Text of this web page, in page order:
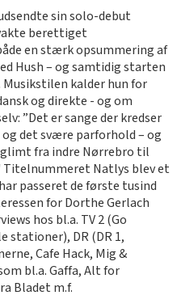
sin solo-debut
berettiget
en stærk opsummering af
Hush – og samtidig starten
kalder hun for
og direkte - og om
”Det er sange der kredser
det svære parforhold – og
fra indre Nørrebro til
Titelnummeret Natlys blev et
passeret de første tusind
for Dorthe Gerlach
hos bl.a. TV 2 (Go
stationer), DR (DR 1,
Cafe Hack, Mig &
bl.a. Gaffa, Alt for
Bladet m.f.